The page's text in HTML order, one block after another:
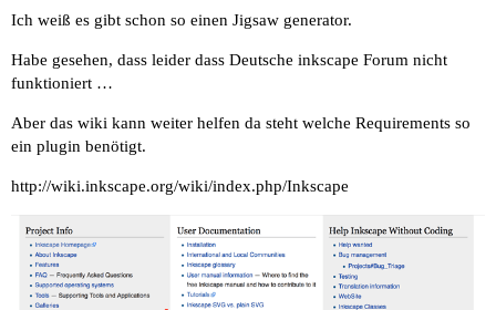
Ich weiß es gibt schon so einen Jigsaw generator.
Habe gesehen, dass leider dass Deutsche inkscape Forum nicht
funktioniert …
Aber das wiki kann weiter helfen da steht welche Requirements so
ein plugin benötigt.
http://wiki.inkscape.org/wiki/index.php/Inkscape